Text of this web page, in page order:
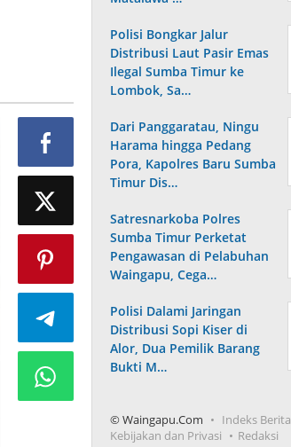
Polisi Bongkar Jalur
Distribusi Laut Pasir Emas
Ilegal Sumba Timur ke
Lombok, Sa…
Dari Panggaratau, Ningu
Harama hingga Pedang
Pora, Kapolres Baru Sumba
Timur Dis…
Satresnarkoba Polres
Sumba Timur Perketat
Pengawasan di Pelabuhan
Waingapu, Cega…
Polisi Dalami Jaringan
Distribusi Sopi Kiser di
Alor, Dua Pemilik Barang
Bukti M…
© Waingapu.Com
Indeks Berita
Kebijakan dan Privasi
Redaksi